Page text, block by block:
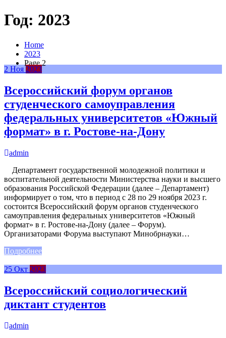
Год: 2023
Home
2023
Page 2
2 Ноя 2023
Всероссийский форум органов
студенческого самоуправления
федеральных университетов «Южный
формат» в г. Ростове-на-Дону
admin
Департамент государственной молодежной политики и
воспитательной деятельности Министерства науки и высшего
образования Российской Федерации (далее – Департамент)
информирует о том, что в период с 28 по 29 ноября 2023 г.
состоится Всероссийский форум органов студенческого
самоуправления федеральных университетов «Южный
формат» в г. Ростове-на-Дону (далее – Форум).
Организаторами Форума выступают Минобрнауки…
Подробнее
25 Окт 2023
Всероссийский социологический
диктант студентов
admin